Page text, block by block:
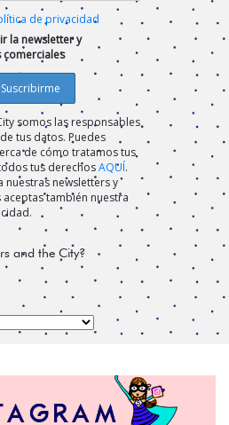
de privacidad
la newsletter y
comerciales
somos las responsables
tus datos. Puedes
de cómo tratamos tus
tus derechosAQUÍ.
nuestras newsletters y
también nuestra
and the City?